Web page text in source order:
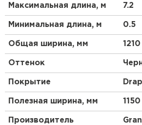
меньше обрезков на
транспортировка даже в
автомобиле
Максимальная длина, м 7.2
Минимальная длина, м 0.5
Общая ширина, мм 1210
Оттенок
Покрытие Drap
Полезная ширина, мм 1150
Производитель